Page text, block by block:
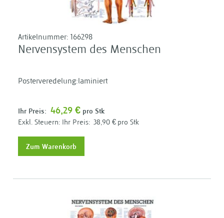
Artikelnummer: 166298
Nervensystem des Menschen
Posterveredelung:laminiert
Ihr Preis: 46,29 € pro Stk
Ihr Preis: 38,90 € pro Stk
Zum Warenkorb